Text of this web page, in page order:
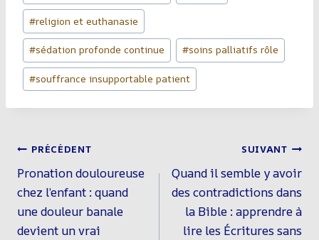
#religion et euthanasie
#sédation profonde continue #soins palliatifs rôle
#souffrance insupportable patient
Navigation
De
L’article
PRÉCÉDENT
Pronation douloureuse
chez l’enfant : quand
une douleur banale
devient un vrai
SUIVANT
Quand il semble y avoir
des contradictions dans
la Bible : apprendre à
lire les Écritures sans